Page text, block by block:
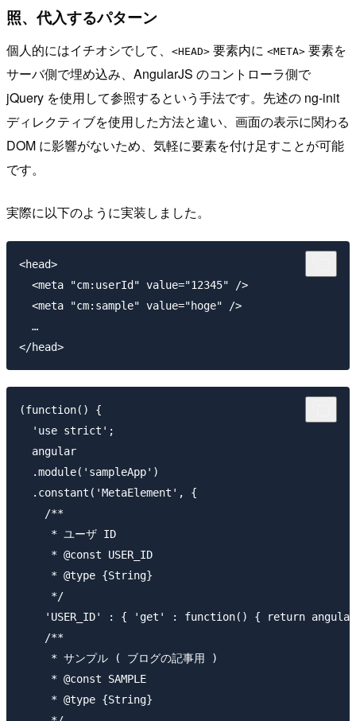
照、代入するパターン
個人的にはイチオシでして、 <HEAD> 要素内に <META> 要素を
サーバ側で埋め込み、AngularJS のコントローラ側で
jQuery を使用して参照するという手法です。先述の ng-init
ディレクティブを使用した方法と違い、画面の表示に関わる
DOM に影響がないため、気軽に要素を付け足すことが可能
です。
実際に以下のように実装しました。
<head>
  <meta "cm:userId" value="12345" />
  <meta "cm:sample" value="hoge" />
  …
(function() {
  'use strict';
  angular
  .module('sampleApp')
  .constant('MetaElement', {
    /**
     * ユーザ ID
     * @const USER_ID
     * @type {String}
     */
'USER_ID' : { 'get' : function() { return
    /**
     * サンプル ( ブログの記事用 )
     * @const SAMPLE
     * @type {String}